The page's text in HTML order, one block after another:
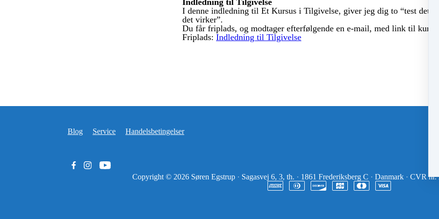
Indledning til Tilgivelse
I denne indledning til Et Kursus i Tilgivelse, giver jeg dig to “test det og
det virker”.
Du får friplads, og modtager efterfølgende en e-mail, med link til kurset.
Friplads: Indledning til Tilgivelse
Blog Service Handelsbetingelser
Copyright © 2026 Søren Egstrup · Sagasvej 6, 3, th. · 1861 Frederiksberg C · Danmark · CVR nr.